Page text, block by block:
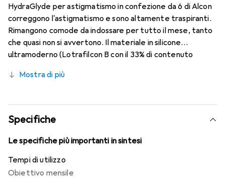
HydraGlyde per astigmatismo in confezione da 6 di Alcon
correggono l'astigmatismo e sono altamente traspiranti.
Rimangono comode da indossare per tutto il mese, tanto
che quasi non si avvertono. Il materiale in silicone
ultramoderno (Lotrafilcon B con il 33% di contenuto
HydraGlyde Moisture Matrix e la nota tecnologia
indossabilità che conosci. Un comfort duraturo e senza
interruzioni per tutto il giorno con le lenti mensili.
Mostra di più
Specifiche
Le specifiche più importanti in sintesi
Tempi di utilizzo
Obiettivo mensile